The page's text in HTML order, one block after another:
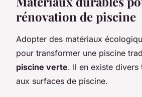
rénovation de piscine
Adopter des matériaux
pour transformer une piscine
piscine verte. Il en existe divers
aux surfaces de piscine.